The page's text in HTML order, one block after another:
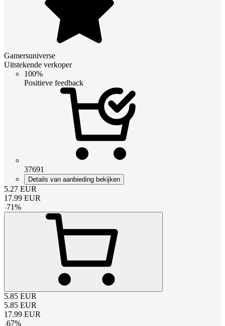
Gamersuniverse
Uitstekende verkoper
100%
Positieve feedback
37691
Details van aanbieding bekijken
5.27 EUR
17.99 EUR
-71%
5.85 EUR
5.85 EUR
17.99 EUR
-67%